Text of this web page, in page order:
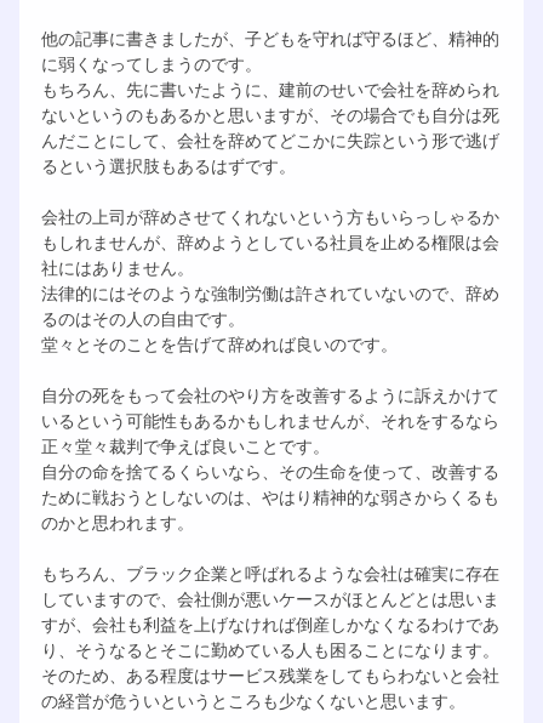
他の記事に書きましたが、子どもを守れば守るほど、精神的
に弱くなってしまうのです。
もちろん、先に書いたように、建前のせいで会社を辞められ
ないというのもあるかと思いますが、その場合でも自分は死
んだことにして、会社を辞めてどこかに失踪という形で逃げ
るという選択肢もあるはずです。
会社の上司が辞めさせてくれないという方もいらっしゃるか
もしれませんが、辞めようとしている社員を止める権限は会
社にはありません。
法律的にはそのような強制労働は許されていないので、辞め
るのはその人の自由です。
堂々とそのことを告げて辞めれば良いのです。
自分の死をもって会社のやり方を改善するように訴えかけて
いるという可能性もあるかもしれませんが、それをするなら
正々堂々裁判で争えば良いことです。
自分の命を捨てるくらいなら、その生命を使って、改善する
ために戦おうとしないのは、やはり精神的な弱さからくるも
のかと思われます。
もちろん、ブラック企業と呼ばれるような会社は確実に存在
していますので、会社側が悪いケースがほとんどとは思いま
すが、会社も利益を上げなければ倒産しかなくなるわけであ
り、そうなるとそこに勤めている人も困ることになります。
そのため、ある程度はサービス残業をしてもらわないと会社
の経営が危ういというところも少なくないと思います。